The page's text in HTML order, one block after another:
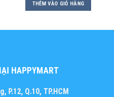
THÊM VÀO GIỎ HÀNG
HAPPYMART
P.12, Q.10, TP.HCM